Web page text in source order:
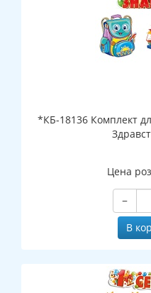
*КБ-18136 Комплект
Цена
−
В